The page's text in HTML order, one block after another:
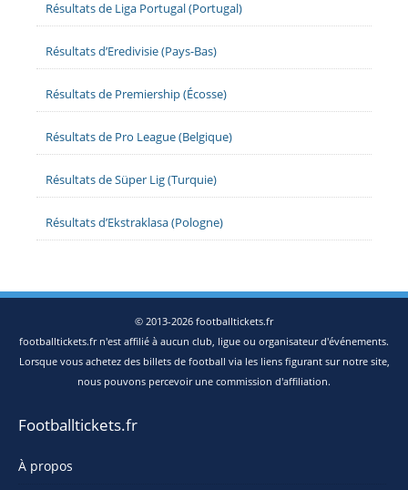
Résultats de Liga Portugal (Portugal)
Résultats d’Eredivisie (Pays-Bas)
Résultats de Premiership (Écosse)
Résultats de Pro League (Belgique)
Résultats de Süper Lig (Turquie)
Résultats d’Ekstraklasa (Pologne)
© 2013-2026 footballtickets.fr
footballtickets.fr n'est affilié à aucun club, ligue ou organisateur d'événements.
Lorsque vous achetez des billets de football via les liens figurant sur notre site,
nous pouvons percevoir une commission d'affiliation.
Footballtickets.fr
À propos